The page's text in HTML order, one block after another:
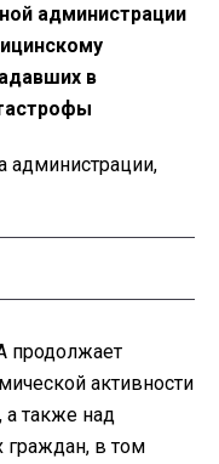
администрации
в
администрации,
продолжает
активности
также над
в том